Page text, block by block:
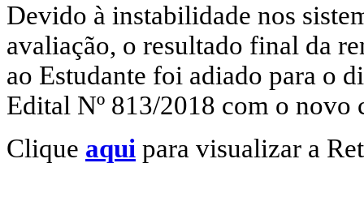
Devido à instabilidade nos
avaliação, o resultado final da
ao Estudante foi adiado para o
Edital Nº 813/2018 com o novo
Clique aqui para visualizar a